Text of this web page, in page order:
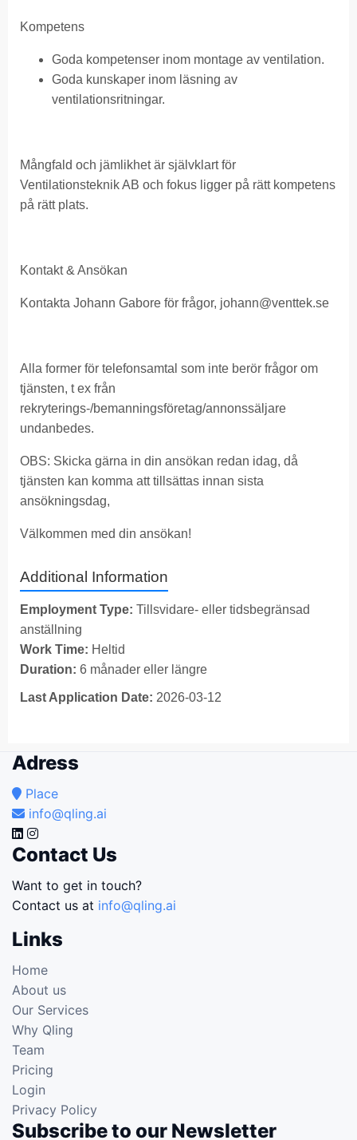
Kompetens
Goda kompetenser inom montage av ventilation.
Goda kunskaper inom läsning av
ventilationsritningar.
Mångfald och jämlikhet är självklart för
Ventilationsteknik AB och fokus ligger på rätt kompetens
på rätt plats.
Kontakt & Ansökan
Kontakta Johann Gabore för frågor, johann@venttek.se
Alla former för telefonsamtal som inte berör frågor om
tjänsten, t ex från
rekryterings-/bemanningsföretag/annonssäljare
undanbedes.
OBS: Skicka gärna in din ansökan redan idag, då
tjänsten kan komma att tillsättas innan sista
ansökningsdag,
Välkommen med din ansökan!
Additional Information
Employment Type: Tillsvidare- eller tidsbegränsad
anställning
Work Time: Heltid
Duration: 6 månader eller längre
Last Application Date: 2026-03-12
Adress
Place
info@qling.ai
Contact Us
Want to get in touch?
Contact us at info@qling.ai
Links
Home
About us
Our Services
Why Qling
Team
Pricing
Login
Privacy Policy
Subscribe to our Newsletter